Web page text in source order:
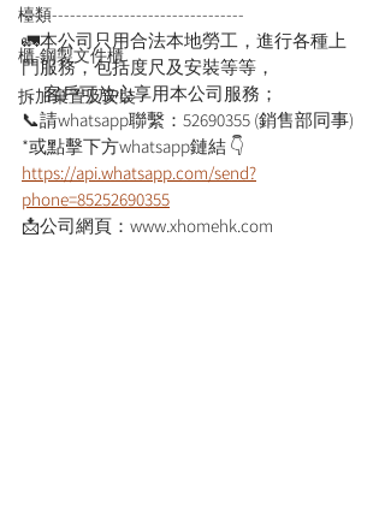
檯類
櫃-鋼製文件櫃
拆加棄置及安裝
-------------------------------------
🚛本公司只用合法本地勞工，進行各種上
門服務，包括度尺及安裝等等，
客戶可放心享用本公司服務；
📞請whatsapp聯繫：52690355 (銷售部同事)
*或點擊下方whatsapp鏈結 👇
https://api.whatsapp.com/send?
phone=85252690355
📩公司網頁：www.xhomehk.com